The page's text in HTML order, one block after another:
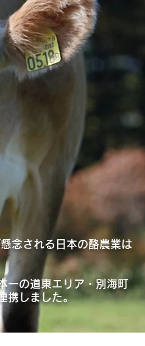
念される日本の酪農業は
一の道東エリア・別海町
携しました。